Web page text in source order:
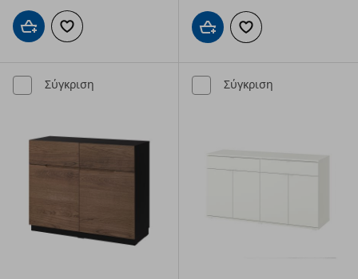
Προσθήκη στο καλάθι
Προσθήκη στα αγαπημένα Προσθήκη στο καλάθι
Προσθήκη στα
Σύγκριση Σύγκριση